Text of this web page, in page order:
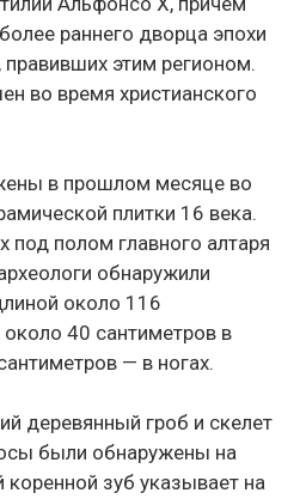
раннего дворца эпохи
этим регионом.
во время христианского
в прошлом месяце во
плитки 16 века.
под полом главного алтаря
обнаружили
около 116
40 сантиметров в
— в ногах.
деревянный гроб и скелет
были обнаружены на
зуб указывает на